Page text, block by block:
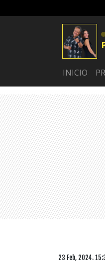
INICIO
23 Feb, 2024.